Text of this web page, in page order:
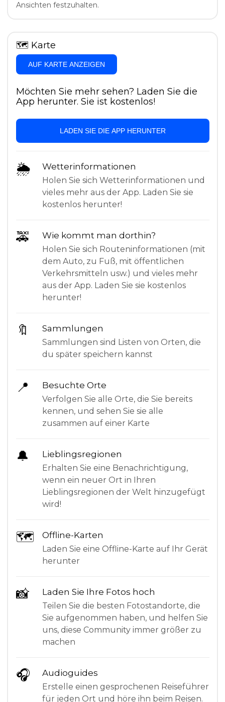
Ansichten festzuhalten.
🗺 Karte
AUF KARTE ANZEIGEN
Möchten Sie mehr sehen? Laden Sie die
App herunter. Sie ist kostenlos!
LADEN SIE DIE APP HERUNTER
🌦 Wetterinformationen
Holen Sie sich Wetterinformationen und
vieles mehr aus der App. Laden Sie sie
kostenlos herunter!
🚕 Wie kommt man dorthin?
Holen Sie sich Routeninformationen (mit
dem Auto, zu Fuß, mit öffentlichen
Verkehrsmitteln usw.) und vieles mehr
aus der App. Laden Sie sie kostenlos
herunter!
🔖 Sammlungen
Sammlungen sind Listen von Orten, die
du später speichern kannst
📍 Besuchte Orte
Verfolgen Sie alle Orte, die Sie bereits
kennen, und sehen Sie sie alle
zusammen auf einer Karte
🔔 Lieblingsregionen
Erhalten Sie eine Benachrichtigung,
wenn ein neuer Ort in Ihren
Lieblingsregionen der Welt hinzugefügt
wird!
🗺 Offline-Karten
Laden Sie eine Offline-Karte auf Ihr Gerät
herunter
📸 Laden Sie Ihre Fotos hoch
Teilen Sie die besten Fotostandorte, die
Sie aufgenommen haben, und helfen Sie
uns, diese Community immer größer zu
machen
🎧 Audioguides
Erstelle einen gesprochenen Reiseführer
für jeden Ort und höre ihn beim Reisen.